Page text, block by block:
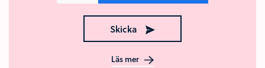
Skicka
Läs merAnmäl